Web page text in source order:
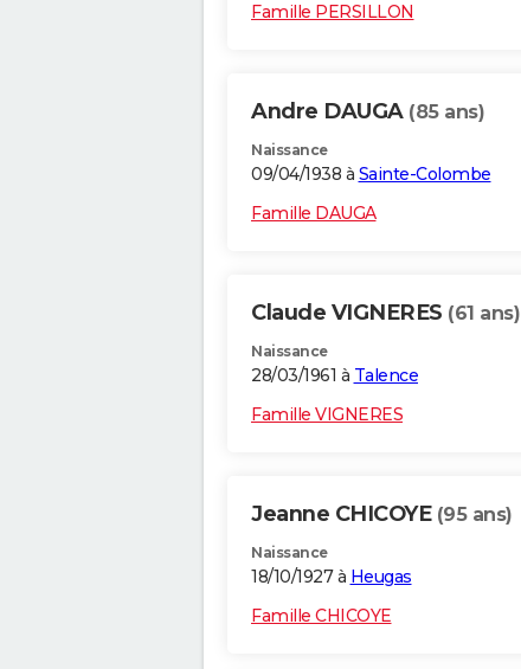
Famille PERSILLON
Andre DAUGA (85 ans)
Naissance
09/04/1938 à Sainte-Colombe
Famille DAUGA
Claude VIGNERES (61 ans)
Naissance
28/03/1961 à Talence
Famille VIGNERES
Jeanne CHICOYE (95 ans)
Naissance
18/10/1927 à Heugas
Famille CHICOYE